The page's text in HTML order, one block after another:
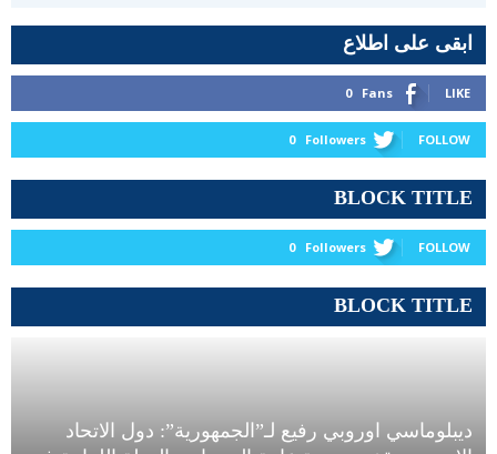
ابقى على اطلاع
0 Fans LIKE
0 Followers FOLLOW
BLOCK TITLE
0 Followers FOLLOW
BLOCK TITLE
ديبلوماسي اوروبي رفيع لـ”الجمهورية”: دول الاتحاد